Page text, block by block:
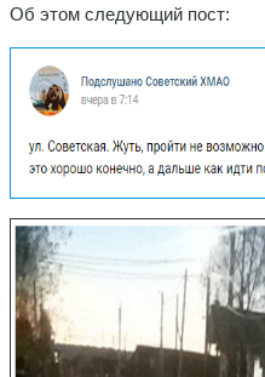
Об этом следующий пост: